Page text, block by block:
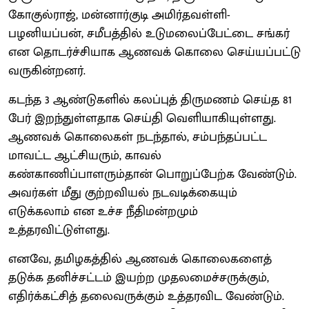
கோகுல்ராஜ், மன்னார்குடி அமிர்தவள்ளி-
பழனியப்பன், சமீபத்தில் உடுமலைப்பேட்டை சங்கர்
என தொடர்ச்சியாக ஆணவக் கொலை செய்யப்பட்டு
வருகின்றனர்.
கடந்த 3 ஆண்டுகளில் கலப்புத் திருமணம் செய்த 81
பேர் இறந்துள்ளதாக செய்தி வெளியாகியுள்ளது.
ஆணவக் கொலைகள் நடந்தால், சம்பந்தப்பட்ட
மாவட்ட ஆட்சியரும், காவல்
கண்காணிப்பாளரும்தான் பொறுப்பேற்க வேண்டும்.
அவர்கள் மீது குற்றவியல் நடவடிக்கையும்
எடுக்கலாம் என உச்ச நீதிமன்றமும்
உத்தரவிட்டுள்ளது.
எனவே, தமிழகத்தில் ஆணவக் கொலைகளைத்
தடுக்க தனிச்சட்டம் இயற்ற முதலமைச்சருக்கும்,
எதிர்க்கட்சித் தலைவருக்கும் உத்தரவிட வேண்டும்.